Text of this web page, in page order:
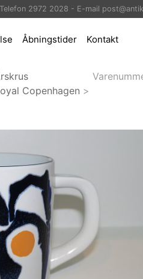
Telefon 2972 2028 - E-mail
Åbningstider Kontakt
Copenhagen >